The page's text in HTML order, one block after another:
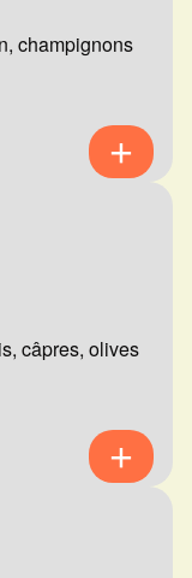
champignons
câpres, olives